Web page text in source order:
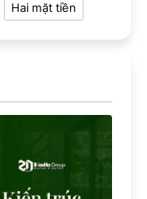
Hai mặt tiền